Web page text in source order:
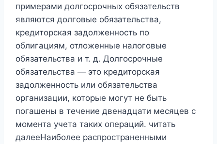
примерами долгосрочных обязательств
являются долговые обязательства,
кредиторская задолженность по
облигациям, отложенные налоговые
обязательства и т. д. Долгосрочные
обязательства — это кредиторская
задолженность или обязательства
организации, которые могут не быть
погашены в течение двенадцати месяцев с
момента учета таких операций. читать
далееНаиболее распространенными